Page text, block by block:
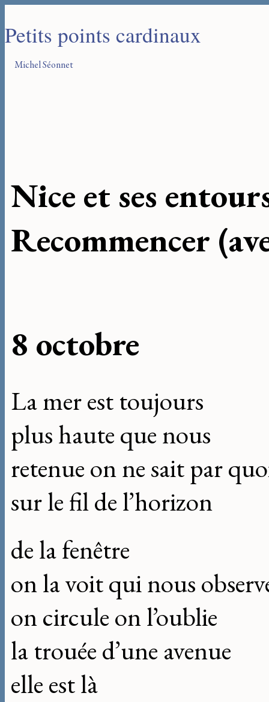
Petits points cardinaux
Michel Séonnet
Nice et ses
Recommencer
8 octobre
La mer est toujours
plus haute que nous
retenue on ne sait par
sur le fil de l’horizon
de la fenêtre
on la voit qui nous
on circule on l’oublie
la trouée d’une avenue
elle est là